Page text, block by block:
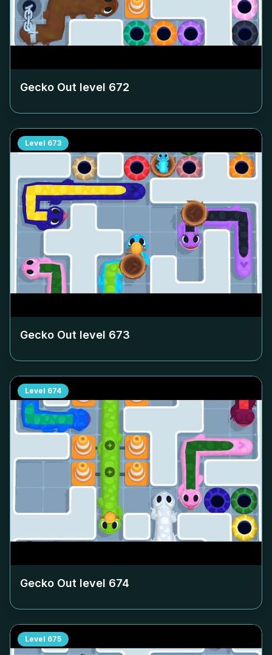
Gecko Out level 672
Level 673
Gecko Out level 673
Level 674
Gecko Out level 674
Level 675